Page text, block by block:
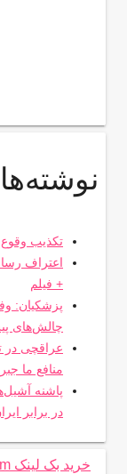
تکذیب
اعتراف
+ فیلم
پزشکیان:
چالش‌های
عراقچی در
منافع ما
پاشنه
در برابر
خرید بک لینک behtarinbacklink.com